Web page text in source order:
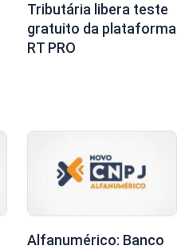
Tributária libera teste
gratuito da plataforma
RT PRO
Alfanumérico: Banco